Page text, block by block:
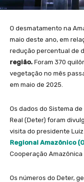
O desmatamento na
maio deste ano, em
redução percentual de
região. Foram 370
vegetação no mês
em maio de 2025.
Os dados do Sistema
Real (Deter) foram
visita do presidente
Regional Amazônico
Cooperação Amazônica
Os números do Deter,